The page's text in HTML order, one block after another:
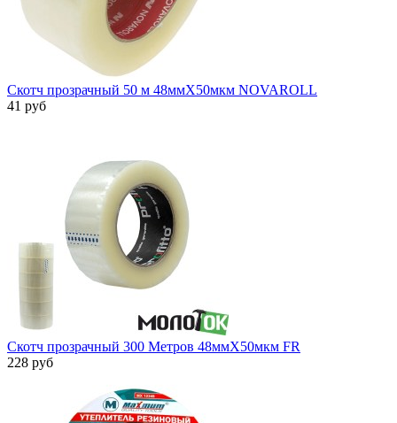
Скотч прозрачный 50 м 48ммХ50мкм NOVAROLL
41 руб
Скотч прозрачный 300 Метров 48ммХ50мкм FR
228 руб